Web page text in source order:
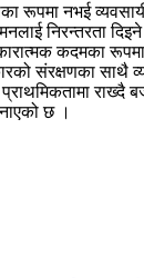
रूपमा नभई
निरन्तरता
कदमका रूपमा
संरक्षणका साथै
छ ।